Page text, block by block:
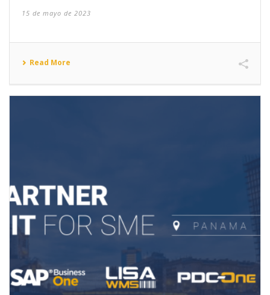
15 de mayo de 2023
Read More